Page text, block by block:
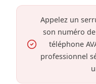
Appelez un
son numéro
téléphone
professionnel